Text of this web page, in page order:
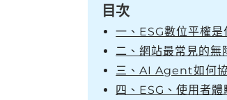
目次
一、ESG數位平權
二、網站最常見的無
三、AI Agent如何協
四、ESG、使用者